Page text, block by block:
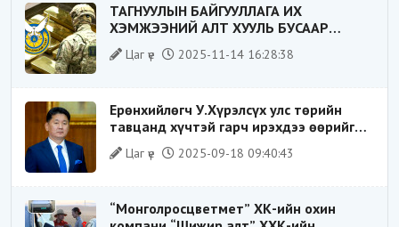
ТАГНУУЛЫН БАЙГУУЛЛАГА ИХ
ХЭМЖЭЭНИЙ АЛТ ХУУЛЬ БУСААР
ХИЛЭЭР ГАРГАХ ГЭЖ БАЙСАН
ҮЙЛДЛИЙГ ТАСЛАН ЗОГСООЛОО
Цаг үе 2025-11-14 16:28:38
Ерөнхийлөгч У.Хүрэлсүх улс төрийн
тавцанд хүчтэй гарч ирэхдээ өөрийгөө
шударга ёсны төлөө тэмцэгч, “хуучин
тогтолцооны хонгилыг нураагч” гэсэн
Цаг үе 2025-09-18 09:40:43
“Монголросцветмет” ХК-ийн охин